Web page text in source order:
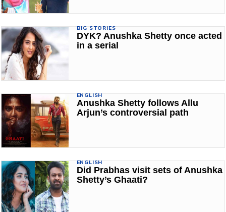
BIG STORIES
DYK? Anushka Shetty once acted
in a serial
ENGLISH
Anushka Shetty follows Allu
Arjun’s controversial path
ENGLISH
Did Prabhas visit sets of Anushka
Shetty’s Ghaati?